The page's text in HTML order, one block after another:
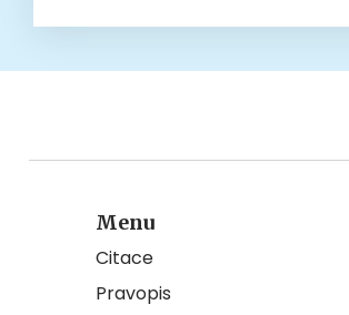
Menu
Citace
Pravopis